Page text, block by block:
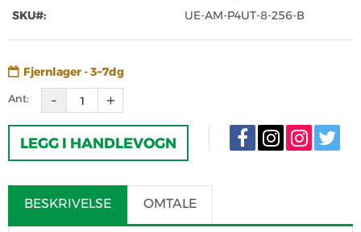
SKU#:
UE-AM-P4UT-8-256-B
Fjernlager - 3~7dg
Ant:
LEGG I HANDLEVOGN
BESKRIVELSE OMTALE